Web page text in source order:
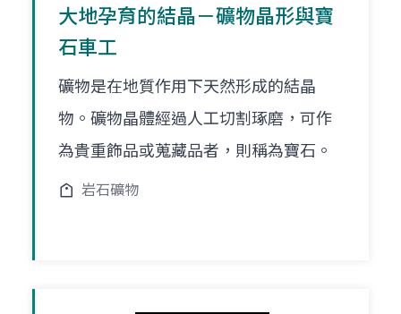
大地孕育的結晶－礦物晶形與寶
石車工
礦物是在地質作用下天然形成的結晶
物。礦物晶體經過人工切割琢磨，可作
為貴重飾品或蒐藏品者，則稱為寶石。
岩石礦物